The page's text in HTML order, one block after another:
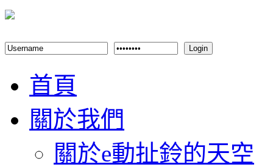
Login
首頁
關於我們
關於e動扯鈴的天空